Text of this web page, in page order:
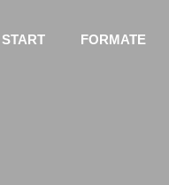
START FORMATE